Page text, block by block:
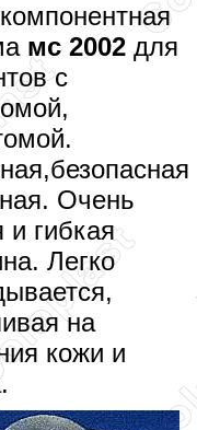
мс 2002 для
с
Очень
и гибкая
Легко
на
кожи и